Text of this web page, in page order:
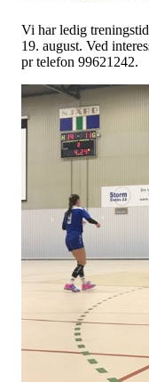
Vi har ledig
19. august. Ved
pr telefon 99621242.